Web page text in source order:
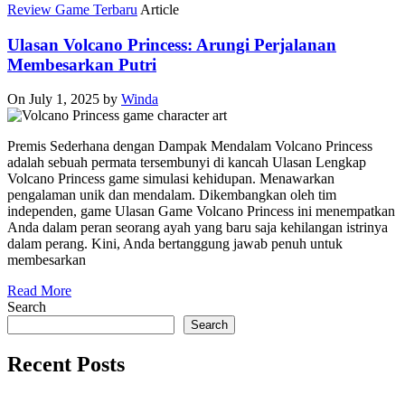
Review Game Terbaru Article
Ulasan Volcano Princess: Arungi Perjalanan
Membesarkan Putri
On July 1, 2025 by Winda
Premis Sederhana dengan Dampak Mendalam Volcano Princess
adalah sebuah permata tersembunyi di kancah Ulasan Lengkap
Volcano Princess game simulasi kehidupan. Menawarkan
pengalaman unik dan mendalam. Dikembangkan oleh tim
independen, game Ulasan Game Volcano Princess ini menempatkan
Anda dalam peran seorang ayah yang baru saja kehilangan istrinya
dalam perang. Kini, Anda bertanggung jawab penuh untuk
membesarkan
Read More
Search
Search
Recent Posts